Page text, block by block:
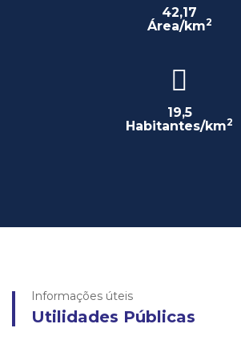
42,17
Área/km2
19,5
Habitantes/km2
Informações úteis
Utilidades Públicas